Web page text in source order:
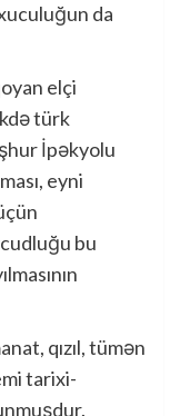
da
elçi
türk
İpəkyolu
eyni
bu
qızıl, tümən
tarixi-